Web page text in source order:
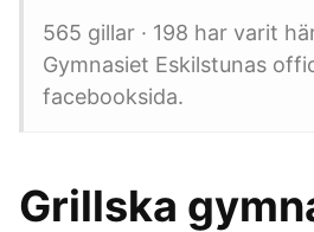
565 gillar · 198 har varit
Gymnasiet Eskilstunas
facebooksida.
Grillska